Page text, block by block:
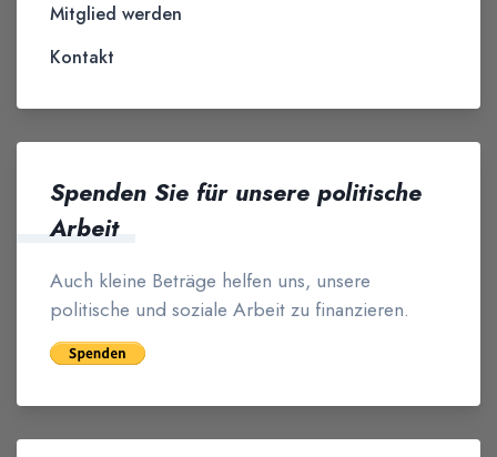
Mitglied werden
Kontakt
Spenden Sie für unsere politische
Arbeit
Auch kleine Beträge helfen uns, unsere
politische und soziale Arbeit zu finanzieren.